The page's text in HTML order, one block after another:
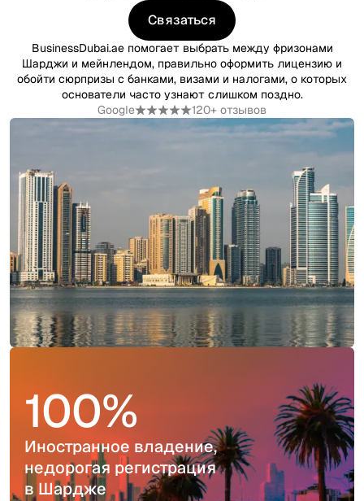
Связаться
Связаться
BusinessDubai.ae помогает выбрать между фризонами
Шарджи и мейнлендом, правильно оформить лицензию и
обойти сюрпризы с банками, визами и налогами, о которых
основатели часто узнают слишком поздно.
Google
120+ отзывов
100%
Иностранное владение,
недорогая регистрация
в Шардже